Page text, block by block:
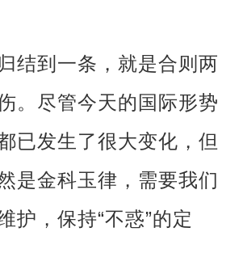
结到一条，就是合则两
。尽管今天的国际形势
已发生了很大变化，但
是金科玉律，需要我们
护，保持“不惑”的定